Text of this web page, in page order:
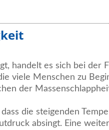
handelt es sich bei der
viele Menschen zu
der
dass die steigenden
absingt. Eine